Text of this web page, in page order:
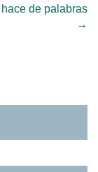
de palabras
→